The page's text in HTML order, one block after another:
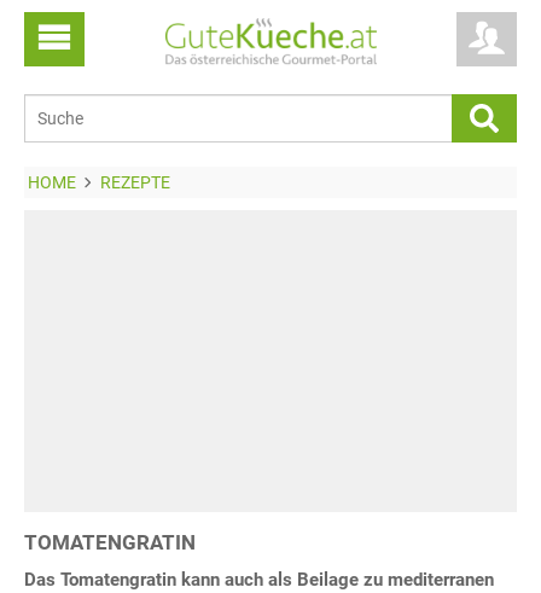
HOME REZEPTE
TOMATENGRATIN
Das Tomatengratin kann auch als Beilage zu mediterranen